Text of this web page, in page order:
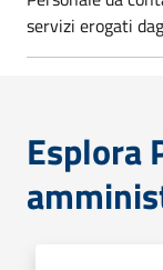
servizi erogati
Esplora